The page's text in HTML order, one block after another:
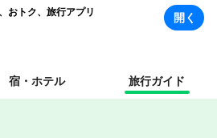
トク、旅行アプリ 開く
宿・ホテル 旅行ガイド